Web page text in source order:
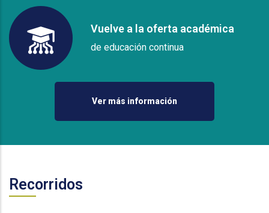
Vuelve a la oferta académica
de educación continua
Ver más información
Recorridos